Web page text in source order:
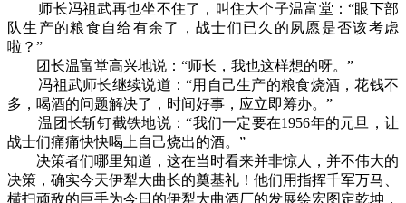
师长冯祖武再也坐不住了，叫住大个子温富堂：“眼下部
队生产的粮食自给有余了，战士们已久的夙愿是否该考虑
啦？”
团长温富堂高兴地说：“师长，我也这样想的呀。”
冯祖武师长继续说道：“用自己生产的粮食烧酒，花钱不
多，喝酒的问题解决了，时间好事，应立即筹办。”
温团长斩钉截铁地说：“我们一定要在1956年的元旦，让
战士们痛痛快快喝上自己烧出的酒。”
决策者们哪里知道，这在当时看来并非惊人，并不伟大的
决策，确实今天伊犁大曲长的奠基礼！他们用指挥千军万马、
横扫顽敌的巨手为今日的伊犁大曲酒厂的发展绘宏图定乾坤，